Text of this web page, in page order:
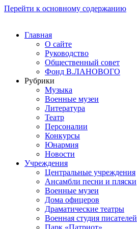
Перейти к основному содержанию
Главная
О сайте
Руководство
Общественный совет
Фонд В.ЛАНОВОГО
Рубрики
Музыка
Военные музеи
Литература
Театр
Персоналии
Конкурсы
Юнармия
Новости
Учреждения
Центральные учреждения
Ансамбли песни и пляски
Военные музеи
Дома офицеров
Драматические театры
Военная студия писателей
Парк «Патриот»